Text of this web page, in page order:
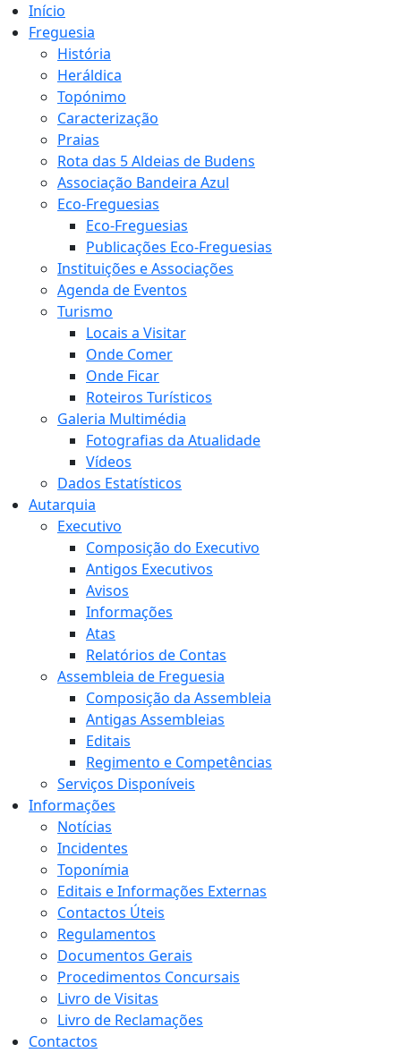
Início
Freguesia
História
Heráldica
Topónimo
Caracterização
Praias
Rota das 5 Aldeias de Budens
Associação Bandeira Azul
Eco-Freguesias
Eco-Freguesias
Publicações Eco-Freguesias
Instituições e Associações
Agenda de Eventos
Turismo
Locais a Visitar
Onde Comer
Onde Ficar
Roteiros Turísticos
Galeria Multimédia
Fotografias da Atualidade
Vídeos
Dados Estatísticos
Autarquia
Executivo
Composição do Executivo
Antigos Executivos
Avisos
Informações
Atas
Relatórios de Contas
Assembleia de Freguesia
Composição da Assembleia
Antigas Assembleias
Editais
Regimento e Competências
Serviços Disponíveis
Informações
Notícias
Incidentes
Toponímia
Editais e Informações Externas
Contactos Úteis
Regulamentos
Documentos Gerais
Procedimentos Concursais
Livro de Visitas
Livro de Reclamações
Contactos